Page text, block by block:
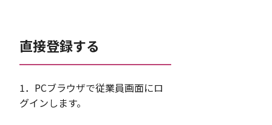
直接登録する
1．PCブラウザで従業員画面にロ
グインします。